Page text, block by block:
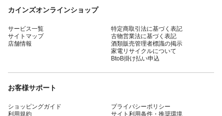
カインズオンラインショップ
サービス一覧
サイトマップ
店舗情報
特定商取引法に基づく表記
古物営業法に基づく表記
酒類販売管理者標識の掲示
家電リサイクルについて
BtoB掛け払い申込
お客様サポート
ショッピングガイド
利用規約
プライバシーポリシー
サイト利用条件・推奨環境